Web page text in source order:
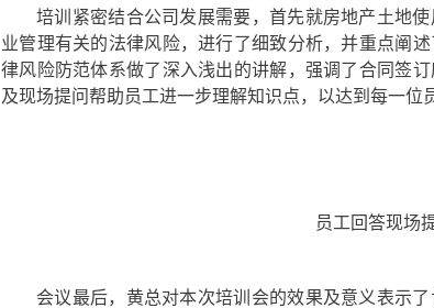
培训紧密结合公司发展需要，首先就房地产土地
业管理有关的法律风险，进行了细致分析，并重点阐
律风险防范体系做了深入浅出的讲解，强调了合同签
及现场提问帮助员工进一步理解知识点，以达到每一位
员工回答现场
会议最后，黄总对本次培训会的效果及意义表示